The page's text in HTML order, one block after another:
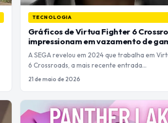
TECNOLOGIA
Gráficos de Virtua Fighter 6
impressionam em vazamento de
A SEGA revelou em 2024 que trabalha em
6 Crossroads, a mais recente entrada…
21 de maio de 2026